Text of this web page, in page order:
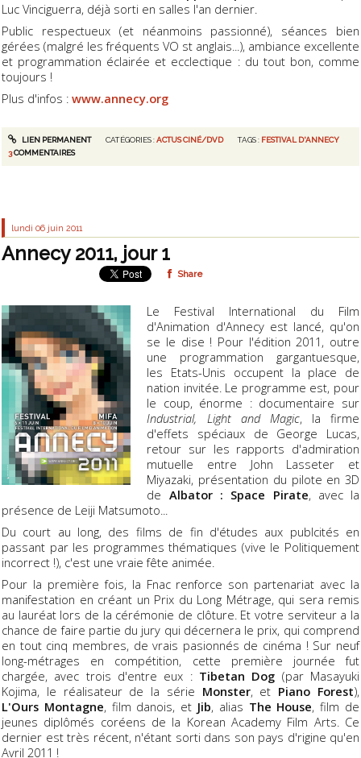
Luc Vinciguerra, déjà sorti en salles l'an dernier.
Public respectueux (et néanmoins passionné), séances bien
gérées (malgré les fréquents VO st anglais...), ambiance excellente
et programmation éclairée et ecclectique : du tout bon, comme
toujours !
Plus d'infos : www.annecy.org
LIEN PERMANENT CATÉGORIES :ACTUS CINÉ/DVD TAGS : FESTIVAL D'ANNECY
3COMMENTAIRES
lundi 06 juin 2011
Annecy 2011, jour 1
Share
Le Festival International du Film
d'Animation d'Annecy est lancé, qu'on
se le dise ! Pour l'édition 2011, outre
une programmation gargantuesque,
les Etats-Unis occupent la place de
nation invitée. Le programme est, pour
le coup, énorme : documentaire sur
Industrial, Light and Magic, la firme
d'effets spéciaux de George Lucas,
retour sur les rapports d'admiration
mutuelle entre John Lasseter et
Miyazaki, présentation du pilote en 3D
de Albator : Space Pirate, avec la
présence de Leiji Matsumoto...
Du court au long, des films de fin d'études aux publcités en
passant par les programmes thématiques (vive le Politiquement
incorrect !), c'est une vraie fête animée.
Pour la première fois, la Fnac renforce son partenariat avec la
manifestation en créant un Prix du Long Métrage, qui sera remis
au lauréat lors de la cérémonie de clôture. Et votre serviteur a la
chance de faire partie du jury qui décernera le prix, qui comprend
en tout cinq membres, de vrais pasionnés de cinéma ! Sur neuf
long-métrages en compétition, cette première journée fut
chargée, avec trois d'entre eux : Tibetan Dog (par Masayuki
Kojima, le réalisateur de la série Monster, et Piano Forest),
L'Ours Montagne, film danois, et Jib, alias The House, film de
jeunes diplômés coréens de la Korean Academy Film Arts. Ce
dernier est très récent, n'étant sorti dans son pays d'rigine qu'en
Avril 2011 !